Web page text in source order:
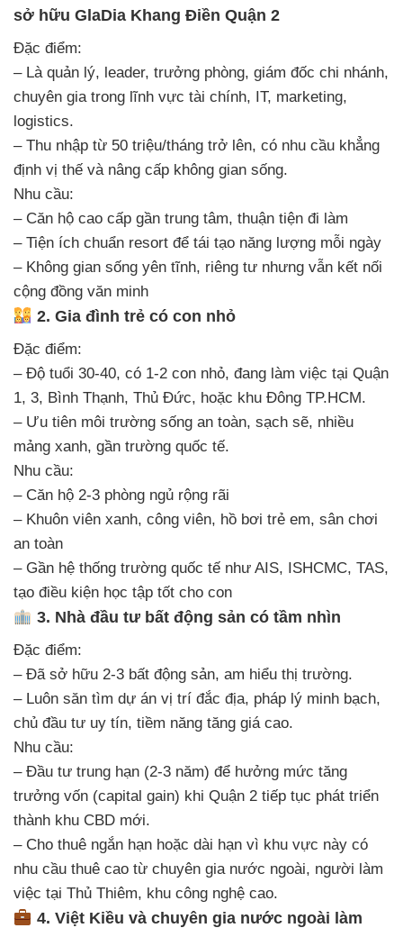
sở hữu GlaDia Khang Điền Quận 2
Đặc điểm:
– Là quản lý, leader, trưởng phòng, giám đốc chi nhánh,
chuyên gia trong lĩnh vực tài chính, IT, marketing,
logistics.
– Thu nhập từ 50 triệu/tháng trở lên, có nhu cầu khẳng
định vị thế và nâng cấp không gian sống.
Nhu cầu:
– Căn hộ cao cấp gần trung tâm, thuận tiện đi làm
– Tiện ích chuẩn resort để tái tạo năng lượng mỗi ngày
– Không gian sống yên tĩnh, riêng tư nhưng vẫn kết nối
cộng đồng văn minh
2. Gia đình trẻ có con nhỏ
Đặc điểm:
– Độ tuổi 30-40, có 1-2 con nhỏ, đang làm việc tại Quận
1, 3, Bình Thạnh, Thủ Đức, hoặc khu Đông TP.HCM.
– Ưu tiên môi trường sống an toàn, sạch sẽ, nhiều
mảng xanh, gần trường quốc tế.
Nhu cầu:
– Căn hộ 2-3 phòng ngủ rộng rãi
– Khuôn viên xanh, công viên, hồ bơi trẻ em, sân chơi
an toàn
– Gần hệ thống trường quốc tế như AIS, ISHCMC, TAS,
tạo điều kiện học tập tốt cho con
3. Nhà đầu tư bất động sản có tầm nhìn
Đặc điểm:
– Đã sở hữu 2-3 bất động sản, am hiểu thị trường.
– Luôn săn tìm dự án vị trí đắc địa, pháp lý minh bạch,
chủ đầu tư uy tín, tiềm năng tăng giá cao.
Nhu cầu:
– Đầu tư trung hạn (2-3 năm) để hưởng mức tăng
trưởng vốn (capital gain) khi Quận 2 tiếp tục phát triển
thành khu CBD mới.
– Cho thuê ngắn hạn hoặc dài hạn vì khu vực này có
nhu cầu thuê cao từ chuyên gia nước ngoài, người làm
việc tại Thủ Thiêm, khu công nghệ cao.
4. Việt Kiều và chuyên gia nước ngoài làm